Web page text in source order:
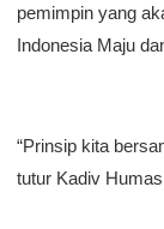
pemimpin yang
Indonesia Maju
“Prinsip kita
tutur Kadiv